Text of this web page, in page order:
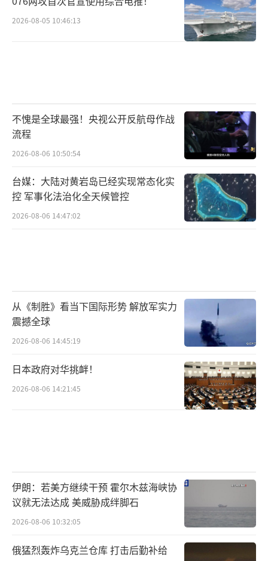
2026-08-05 10:46:13
不愧是全球最强！央视公开反航母作战
流程
2026-08-06 10:50:54
台媒：大陆对黄岩岛已经实现常态化实
控 军事化法治化全天候管控
2026-08-06 14:47:02
从《制胜》看当下国际形势 解放军实力
震撼全球
2026-08-06 14:45:19
日本政府对华挑衅！
2026-08-06 14:21:45
伊朗：若美方继续干预 霍尔木兹海峡协
议就无法达成 美威胁成绊脚石
2026-08-06 10:32:05
俄猛烈轰炸乌克兰仓库 打击后勤补给